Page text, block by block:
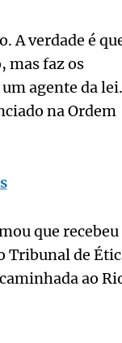
A verdade é
mas faz os
agente da lei.
na Ordem
que recebeu
Tribunal de
ao